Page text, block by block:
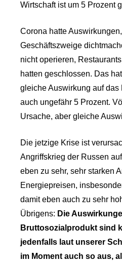
Wirtschaft ist um 5 Prozent
Corona hatte
Geschäftszweige
nicht operieren,
hatten geschlossen. Das
gleiche Auswirkung auf das
auch ungefähr 5 Prozent.
Ursache, aber gleiche
Die jetzige Krise ist
Angriffskrieg der Russen
eben zu sehr, sehr starken
Energiepreisen,
damit eben auch zu sehr
Übrigens: Die
Bruttosozialprodukt sind
jedenfalls laut unserer
im Moment auch so aus,